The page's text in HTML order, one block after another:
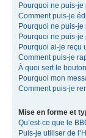
Pourquoi ne puis-je
Comment puis-je
Pourquoi ne puis-je
Pourquoi ne puis-
Pourquoi ai-je reçu
Comment puis-je
À quoi sert le
Pourquoi mon
Comment puis-je
Mise en forme et
Qu’est-ce que le
Puis-je utiliser de